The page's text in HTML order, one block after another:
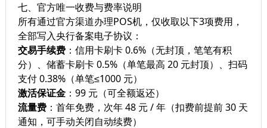
七、官方唯一收费与费率说明
所有通过官方渠道办理POS机，仅收取以下3项费用，
全部写入央行备案电子协议：
交易手续费：信用卡刷卡 0.6%（无封顶，笔笔有积
分）、储蓄卡刷卡 0.5%（单笔最高 20 元封顶）、扫码
支付 0.38%（单笔≤1000 元）
激活保证金：99 元（可全额返还）
流量费：首年免费，次年 48 元 / 年（扣费前提前 30 天
通知，可手动关闭自动续费）